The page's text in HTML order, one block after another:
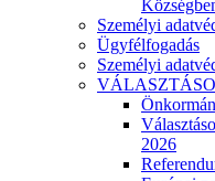
Személyi
Ügyfélfogadás
Személyi
2026